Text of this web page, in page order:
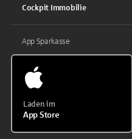
Cockpit Immobilie
App Sparkasse
Laden im
App Store